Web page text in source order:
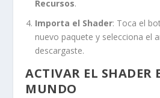
Recursos.
Importa el Shader: Toca el
nuevo paquete y selecciona el
descargaste.
ACTIVAR EL SHADER
MUNDO